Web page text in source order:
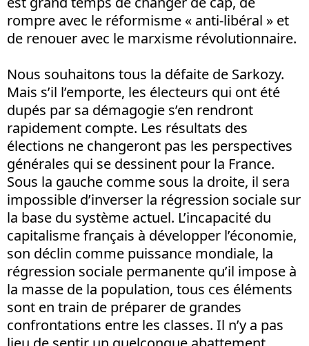
rompre avec le réformisme « anti-libéral » et
de renouer avec le marxisme révolutionnaire.
Nous souhaitons tous la défaite de Sarkozy.
Mais s’il l’emporte, les électeurs qui ont été
dupés par sa démagogie s’en rendront
rapidement compte. Les résultats des
élections ne changeront pas les perspectives
générales qui se dessinent pour la France.
Sous la gauche comme sous la droite, il sera
impossible d’inverser la régression sociale sur
la base du système actuel. L’incapacité du
capitalisme français à développer l’économie,
son déclin comme puissance mondiale, la
régression sociale permanente qu’il impose à
la masse de la population, tous ces éléments
sont en train de préparer de grandes
confrontations entre les classes. Il n’y a pas